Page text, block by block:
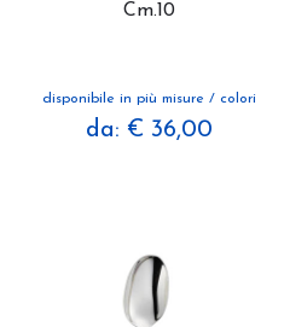
Cm.10
disponibile in più misure / colori
da: € 36,00